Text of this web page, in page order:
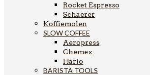
Rocket Espresso
Schaerer
Koffiemolen
SLOW COFFEE
Aeropress
Chemex
Hario
BARISTA TOOLS